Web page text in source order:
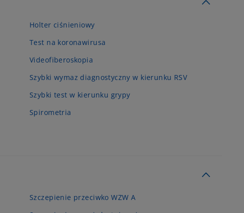
Holter ciśnieniowy
Test na koronawirusa
Videofiberoskopia
Szybki wymaz diagnostyczny w kierunku RSV
Szybki test w kierunku grypy
Spirometria
Szczepienie przeciwko WZW A